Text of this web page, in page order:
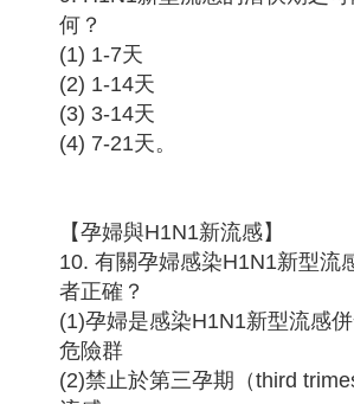
何？
(1) 1-7天
(2) 1-14天
(3) 3-14天
(4) 7-21天。
【孕婦與H1N1新流感】
10. 有關孕婦感染H1N1新型流
者正確？
(1)孕婦是感染H1N1新型流感
危險群
(2)禁止於第三孕期（third